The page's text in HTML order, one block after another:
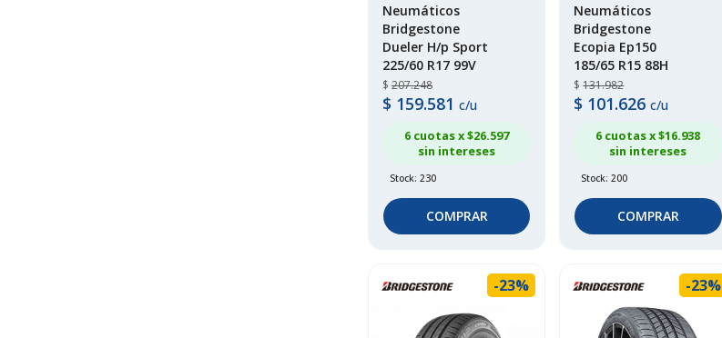
Neumáticos
Bridgestone
Dueler H/p Sport
225/60 R17 99V
$ 207.248
$ 159.581 c/u
6 cuotas x $26.597
sin intereses
Stock: 230
COMPRAR
Neumáticos
Bridgestone
Ecopia Ep150
185/65 R15 88H
$131.982
$ 101.626 c/u
6 cuotas x $16.938
sin intereses
Stock: 200
COMPRAR
-23% -23%